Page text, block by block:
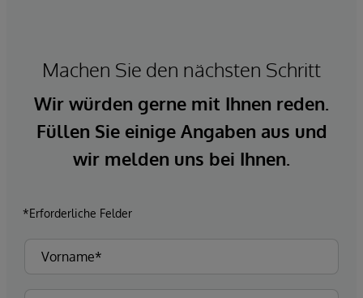
Machen Sie den nächsten Schritt
Wir würden gerne mit Ihnen reden.
Füllen Sie einige Angaben aus und
wir melden uns bei Ihnen.
*Erforderliche Felder